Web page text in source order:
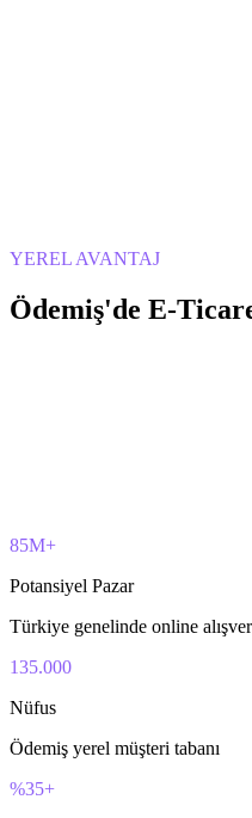
YEREL AVANTAJ
Ödemiş'de E-
85M+
Potansiyel Pazar
Türkiye genelinde online
135.000
Nüfus
Ödemiş yerel müşteri tabanı
%35+